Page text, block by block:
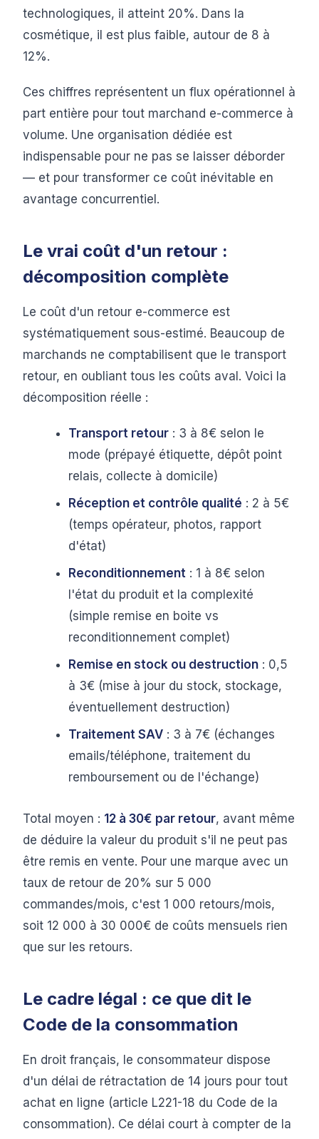
technologiques, il atteint 20%. Dans la
cosmétique, il est plus faible, autour de 8 à
12%.
Ces chiffres représentent un flux opérationnel à
part entière pour tout marchand e-commerce à
volume. Une organisation dédiée est
indispensable pour ne pas se laisser déborder
— et pour transformer ce coût inévitable en
avantage concurrentiel.
Le vrai coût d'un retour :
décomposition complète
Le coût d'un retour e-commerce est
systématiquement sous-estimé. Beaucoup de
marchands ne comptabilisent que le transport
retour, en oubliant tous les coûts aval. Voici la
décomposition réelle :
Transport retour : 3 à 8€ selon le
mode (prépayé étiquette, dépôt point
relais, collecte à domicile)
Réception et contrôle qualité : 2 à 5€
(temps opérateur, photos, rapport
d'état)
Reconditionnement : 1 à 8€ selon
l'état du produit et la complexité
(simple remise en boite vs
reconditionnement complet)
Remise en stock ou destruction : 0,5
à 3€ (mise à jour du stock, stockage,
éventuellement destruction)
Traitement SAV : 3 à 7€ (échanges
emails/téléphone, traitement du
remboursement ou de l'échange)
Total moyen : 12 à 30€ par retour, avant même
de déduire la valeur du produit s'il ne peut pas
être remis en vente. Pour une marque avec un
taux de retour de 20% sur 5 000
commandes/mois, c'est 1 000 retours/mois,
soit 12 000 à 30 000€ de coûts mensuels rien
que sur les retours.
Le cadre légal : ce que dit le
Code de la consommation
En droit français, le consommateur dispose
d'un délai de rétractation de 14 jours pour tout
achat en ligne (article L221-18 du Code de la
consommation). Ce délai court à compter de la